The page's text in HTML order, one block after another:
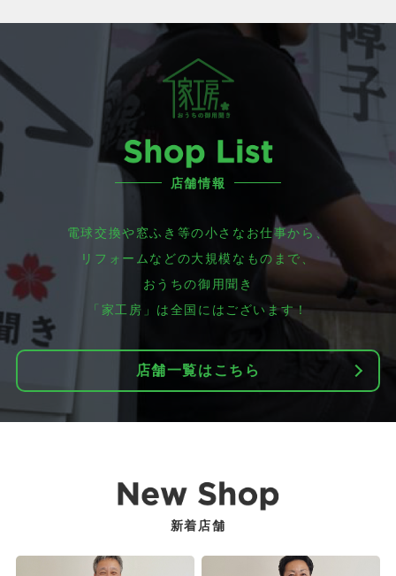
店舗情報
電球交換や窓ふき等の小さなお仕事から、
リフォームなどの大規模なものまで、
おうちの御用聞き
「家工房」は全国にはございます！
店舗一覧はこちら
新着店舗